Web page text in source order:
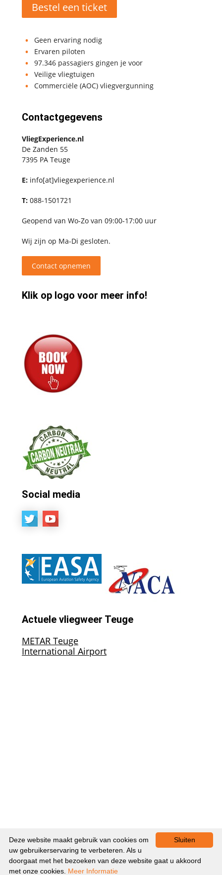
Bestel een ticket
Geen ervaring nodig
Ervaren piloten
97.346 passagiers gingen je voor
Veilige vliegtuigen
Commerciële (AOC) vliegvergunning
Contactgegevens
VliegExperience.nl
De Zanden 55
7395 PA Teuge
E: info[at]vliegexperience.nl
T: 088-1501721
Geopend van Wo-Zo van 09:00-17:00 uur
Wij zijn op Ma-Di gesloten.
Contact opnemen
Klik op logo voor meer info!
Social media
Actuele vliegweer Teuge
METAR Teuge
International Airport
Contact Colofon Luchtreclame
Andere mogelijkheden
Luchtfotografie Reserveren
Sluiten
Deze website maakt gebruik van cookies om
uw gebruikerservaring te verbeteren. Als u
doorgaat met het bezoeken van deze website gaat u akkoord
met onze cookies. Meer Informatie